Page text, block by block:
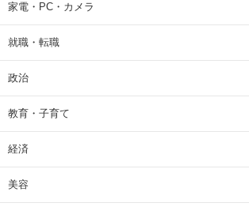
家電・PC・カメラ
就職・転職
政治
教育・子育て
経済
美容